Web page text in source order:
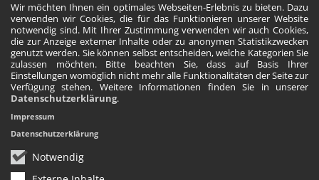
Wir möchten Ihnen ein optimales Webseiten-Erlebnis zu bieten. Dazu
verwenden wir Cookies, die für das Funktionieren unserer Website
notwendig sind. Mit Ihrer Zustimmung verwenden wir auch Cookies,
die zur Anzeige externer Inhalte oder zu anonymen Statistikzwecken
genutzt werden. Sie können selbst entscheiden, welche Kategorien Sie
zulassen möchten. Bitte beachten Sie, dass auf Basis Ihrer
Einstellungen womöglich nicht mehr alle Funktionalitäten der Seite zur
Verfügung stehen. Weitere Informationen finden Sie in unserer
Datenschutzerklärung.
Notwendig
Impressum
Datenschutzerklärung